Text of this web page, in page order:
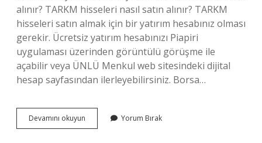
alınır? TARKM hisseleri nasıl satın alınır? TARKM
hisseleri satın almak için bir yatırım hesabınız olması
gerekir. Ücretsiz yatırım hesabınızı Piapiri
uygulaması üzerinden görüntülü görüşme ile
açabilir veya ÜNLÜ Menkul web sitesindeki dijital
hesap sayfasından ilerleyebilirsiniz. Borsa…
Devamını okuyun
Hisse
Yorum Bırak